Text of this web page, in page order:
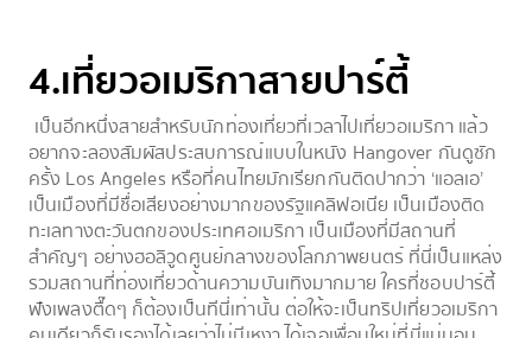
4.เที่ยวอเมริกาสายปาร์ตี้
เป็นอีกหนึ่งสายสำหรับนักท่องเที่ยวที่เวลาไปเที่ยวอเมริกา แล้ว
อยากจะลองสัมผัสประสบการณ์แบบในหนัง Hangover กันดูซัก
ครั้ง Los Angeles หรือที่คนไทยมักเรียกกันติดปากว่า ‘แอลเอ’
เป็นเมืองที่มีชื่อเสียงอย่างมากของรัฐแคลิฟอเนีย เป็นเมืองติด
ทะเลทางตะวันตกของประเทศอเมริกา เป็นเมืองที่มีสถานที่
สำคัญๆ อย่างฮอลิวูดศูนย์กลางของโลกภาพยนตร์ ที่นี่เป็นแหล่ง
รวมสถานที่ท่องเที่ยวด้านความบันเทิงมากมาย ใครที่ชอบปาร์ตี้
ฟังเพลงตื๊ดๆ ก็ต้องเป็นทีนี่เท่านั้น ต่อให้จะเป็นทริปเที่ยวอเมริกา